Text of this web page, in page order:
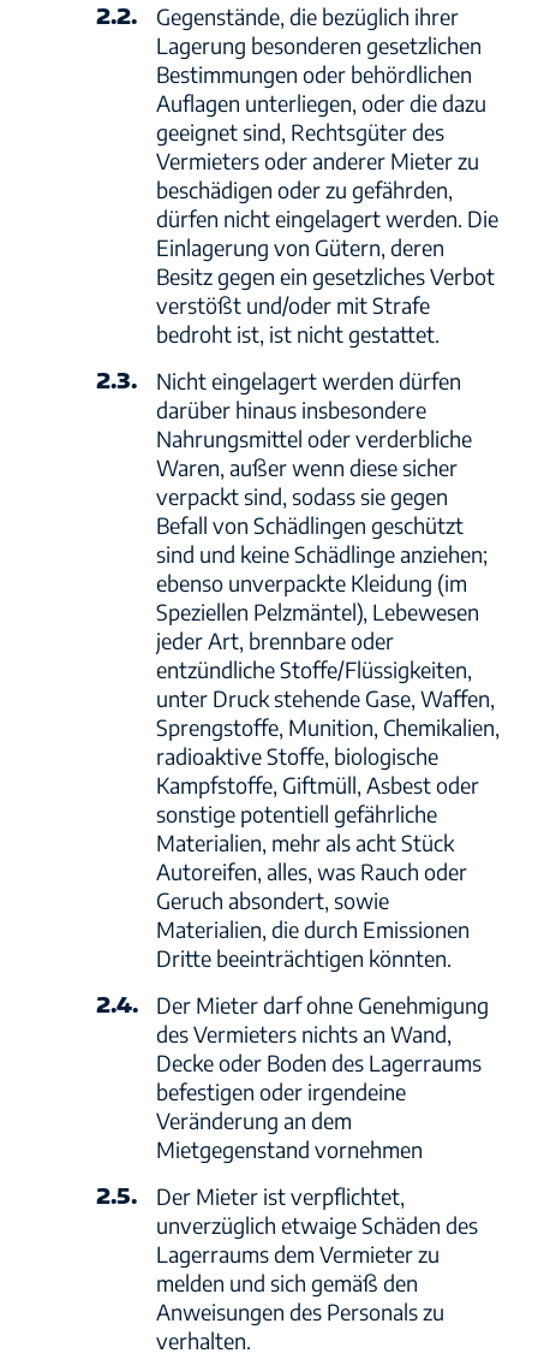
2.2.
Gegenstände, die bezüglich ihrer
Lagerung besonderen gesetzlichen
Bestimmungen oder behördlichen
Auflagen unterliegen, oder die dazu
geeignet sind, Rechtsgüter des
Vermieters oder anderer Mieter zu
beschädigen oder zu gefährden,
dürfen nicht eingelagert werden. Die
Einlagerung von Gütern, deren
Besitz gegen ein gesetzliches Verbot
verstößt und/oder mit Strafe
bedroht ist, ist nicht gestattet.
2.3.
Nicht eingelagert werden dürfen
darüber hinaus insbesondere
Nahrungsmittel oder verderbliche
Waren, außer wenn diese sicher
verpackt sind, sodass sie gegen
Befall von Schädlingen geschützt
sind und keine Schädlinge anziehen;
ebenso unverpackte Kleidung (im
Speziellen Pelzmäntel), Lebewesen
jeder Art, brennbare oder
entzündliche Stoffe/Flüssigkeiten,
unter Druck stehende Gase, Waffen,
Sprengstoffe, Munition, Chemikalien,
radioaktive Stoffe, biologische
Kampfstoffe, Giftmüll, Asbest oder
sonstige potentiell gefährliche
Materialien, mehr als acht Stück
Autoreifen, alles, was Rauch oder
Geruch absondert, sowie
Materialien, die durch Emissionen
Dritte beeinträchtigen könnten.
2.4.
Der Mieter darf ohne Genehmigung
des Vermieters nichts an Wand,
Decke oder Boden des Lagerraums
befestigen oder irgendeine
Veränderung an dem
Mietgegenstand vornehmen
2.5.
Der Mieter ist verpflichtet,
unverzüglich etwaige Schäden des
Lagerraums dem Vermieter zu
melden und sich gemäß den
Anweisungen des Personals zu
verhalten.